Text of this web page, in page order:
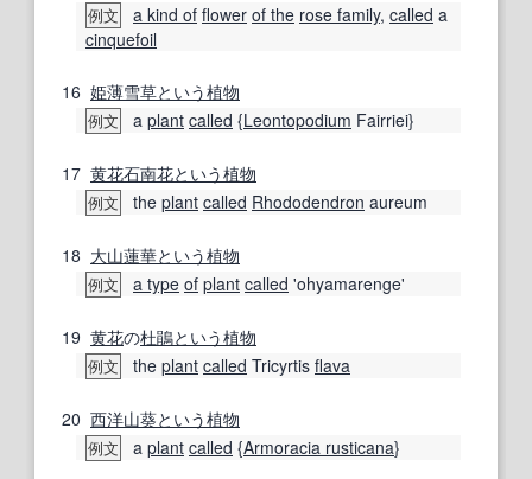
例文 a kind of flower of the rose family, called a
cinquefoil
16 姫薄雪草という植物
例文 a plant called {Leontopodium Fairriei}
17 黄花石南花という植物
例文 the plant called Rhododendron aureum
18 大山蓮華という植物
例文 a type of plant called 'ohyamarenge'
19 黄花の杜鵑という植物
例文 the plant called Tricyrtis flava
20 西洋山葵という植物
例文 a plant called {Armoracia rusticana}